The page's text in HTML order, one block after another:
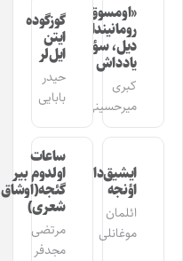
«اومسوق»
رومانیندا
دیل، سؤز،
یادداش
کبری
میرحسینی
گوزگوده
ایتن
ایل‌لر
حیدر
بابایی
ایشیق‌دان
اؤنجه
ائلمان
موغانلی
ساعات
اولدوم بیر
گئجه(اوشاق
شعری)
مرتضی
مجدفر